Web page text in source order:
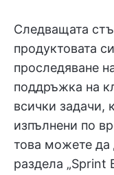
Следващата
продуктовата
проследяване
поддръжка на
всички задачи,
изпълнени по
това можете да
раздела „Sprint